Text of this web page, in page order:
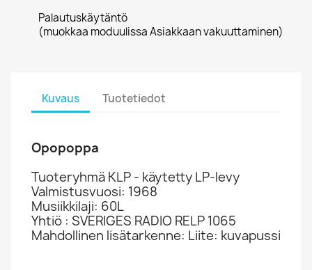
Palautuskäytäntö
(muokkaa moduulissa Asiakkaan vakuuttaminen)
Kuvaus Tuotetiedot
Opopoppa
Tuoteryhmä KLP - käytetty LP-levy
Valmistusvuosi: 1968
Musiikkilaji: 60L
Yhtiö : SVERIGES RADIO RELP 1065
Mahdollinen lisätarkenne: Liite: kuvapussi